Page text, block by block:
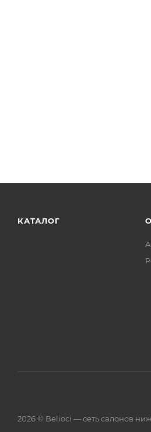
КАТАЛОГ
2026 © Belioci — сеть салонов